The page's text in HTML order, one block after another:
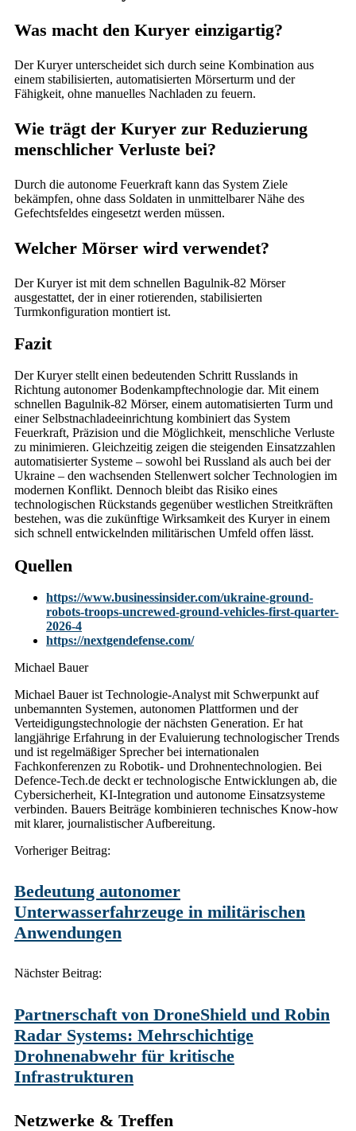
Was macht den Kuryer einzigartig?
Der Kuryer unterscheidet sich durch seine Kombination aus
einem stabilisierten, automatisierten Mörserturm und der
Fähigkeit, ohne manuelles Nachladen zu feuern.
Wie trägt der Kuryer zur Reduzierung
menschlicher Verluste bei?
Durch die autonome Feuerkraft kann das System Ziele
bekämpfen, ohne dass Soldaten in unmittelbarer Nähe des
Gefechtsfeldes eingesetzt werden müssen.
Welcher Mörser wird verwendet?
Der Kuryer ist mit dem schnellen Bagulnik-82 Mörser
ausgestattet, der in einer rotierenden, stabilisierten
Turmkonfiguration montiert ist.
Fazit
Der Kuryer stellt einen bedeutenden Schritt Russlands in
Richtung autonomer Bodenkampftechnologie dar. Mit einem
schnellen Bagulnik-82 Mörser, einem automatisierten Turm und
einer Selbstnachladeeinrichtung kombiniert das System
Feuerkraft, Präzision und die Möglichkeit, menschliche Verluste
zu minimieren. Gleichzeitig zeigen die steigenden Einsatzzahlen
automatisierter Systeme – sowohl bei Russland als auch bei der
Ukraine – den wachsenden Stellenwert solcher Technologien im
modernen Konflikt. Dennoch bleibt das Risiko eines
technologischen Rückstands gegenüber westlichen Streitkräften
bestehen, was die zukünftige Wirksamkeit des Kuryer in einem
sich schnell entwickelnden militärischen Umfeld offen lässt.
Quellen
https://www.businessinsider.com/ukraine-ground-
robots-troops-uncrewed-ground-vehicles-first-quarter-
2026-4
https://nextgendefense.com/
Michael Bauer
Michael Bauer ist Technologie-Analyst mit Schwerpunkt auf
unbemannten Systemen, autonomen Plattformen und der
Verteidigungstechnologie der nächsten Generation. Er hat
langjährige Erfahrung in der Evaluierung technologischer Trends
und ist regelmäßiger Sprecher bei internationalen
Fachkonferenzen zu Robotik- und Drohnentechnologien. Bei
Defence-Tech.de deckt er technologische Entwicklungen ab, die
Cybersicherheit, KI-Integration und autonome Einsatzsysteme
verbinden. Bauers Beiträge kombinieren technisches Know-how
mit klarer, journalistischer Aufbereitung.
Post
Vorheriger Beitrag:
Bedeutung autonomer
Unterwasserfahrzeuge in militärischen
Anwendungen
Nächster Beitrag:
Partnerschaft von DroneShield und Robin
Radar Systems: Mehrschichtige
Drohnenabwehr für kritische
Infrastrukturen
Netzwerke & Treffen